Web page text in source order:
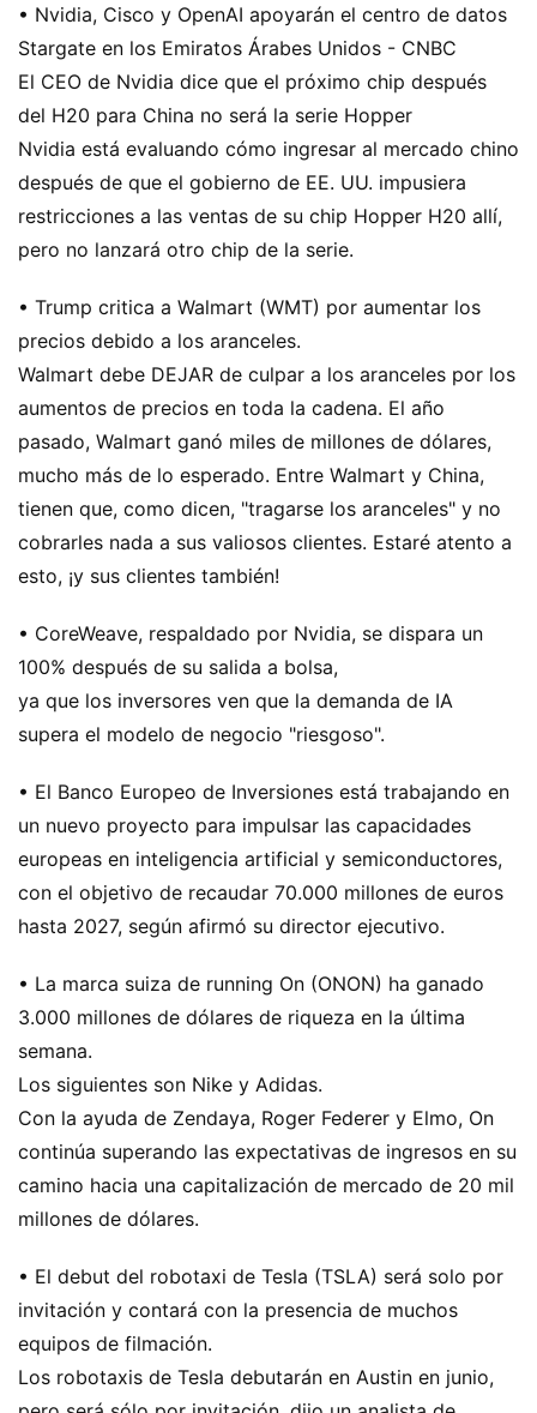
• Nvidia, Cisco y OpenAI apoyarán el centro de datos
Stargate en los Emiratos Árabes Unidos - CNBC
El CEO de Nvidia dice que el próximo chip después
del H20 para China no será la serie Hopper
Nvidia está evaluando cómo ingresar al mercado chino
después de que el gobierno de EE. UU. impusiera
restricciones a las ventas de su chip Hopper H20 allí,
pero no lanzará otro chip de la serie.
• Trump critica a Walmart (WMT) por aumentar los
precios debido a los aranceles.
Walmart debe DEJAR de culpar a los aranceles por los
aumentos de precios en toda la cadena. El año
pasado, Walmart ganó miles de millones de dólares,
mucho más de lo esperado. Entre Walmart y China,
tienen que, como dicen, "tragarse los aranceles" y no
cobrarles nada a sus valiosos clientes. Estaré atento a
esto, ¡y sus clientes también!
• CoreWeave, respaldado por Nvidia, se dispara un
100% después de su salida a bolsa,
ya que los inversores ven que la demanda de IA
supera el modelo de negocio "riesgoso".
• El Banco Europeo de Inversiones está trabajando en
un nuevo proyecto para impulsar las capacidades
europeas en inteligencia artificial y semiconductores,
con el objetivo de recaudar 70.000 millones de euros
hasta 2027, según afirmó su director ejecutivo.
• La marca suiza de running On (ONON) ha ganado
3.000 millones de dólares de riqueza en la última
semana.
Los siguientes son Nike y Adidas.
Con la ayuda de Zendaya, Roger Federer y Elmo, On
continúa superando las expectativas de ingresos en su
camino hacia una capitalización de mercado de 20 mil
millones de dólares.
• El debut del robotaxi de Tesla (TSLA) será solo por
invitación y contará con la presencia de muchos
equipos de filmación.
Los robotaxis de Tesla debutarán en Austin en junio,